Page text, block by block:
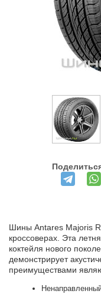
Шины Antares Majoris
кроссоверах. Эта
коктейля нового
демонстрирует
преимуществами